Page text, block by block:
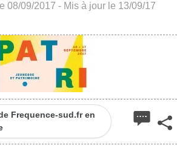
08/09/2017 - Mis à jour le 13/09/17
Frequence-sud.fr en